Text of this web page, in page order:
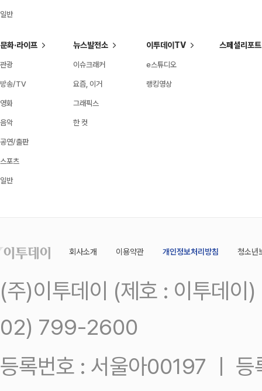
일반
문화·라이프
관광
방송/TV
영화
음악
공연/출판
스포츠
일반
뉴스발전소
이슈크래커
요즘, 이거
그래픽스
한 컷
이투데이TV
e스튜디오
랭킹영상
스페셜리포트
회사소개 이용약관 개인정보처리방침 청소년
(주)이투데이 (제호 : 이투데
02) 799-2600
등록번호 : 서울아00197 ㅣ